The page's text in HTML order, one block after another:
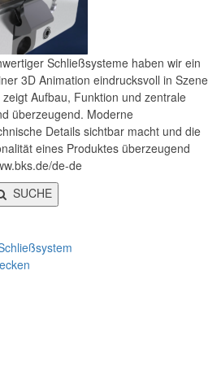
Schließsysteme haben wir ein
3D Animation eindrucksvoll in Szene
Aufbau, Funktion und zentrale
überzeugend. Moderne
Details sichtbar macht und die
eines Produktes überzeugend
de-de
SUCHE